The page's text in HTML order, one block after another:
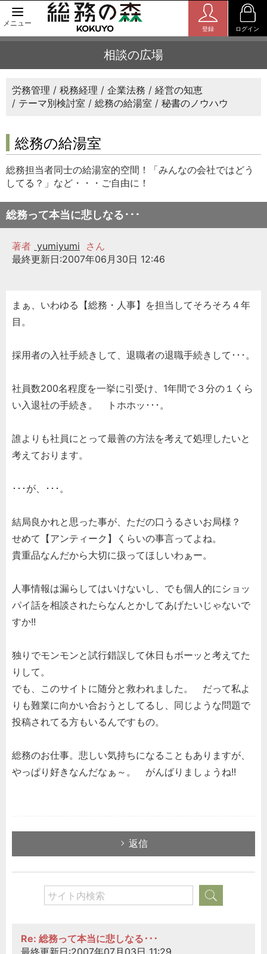
メニュー
登録 ログイン
相談の広場
労務管理 税務経理 企業法務
経営の知恵
テーマ別検討室
総務の給湯室 秘書のノウハウ
総務の給湯室
総務担当者同士の給湯室的空間！「みんなの会社ではどう
してる？」など・・・ご自由に！
総務って本当に悲しなる･･･
著者 yumiyumi
さん
最終更新日:2007年06月30日 12:46
まぁ、いわゆる【総務・人事】を担当してそろそろ４年
目。
採用者の入社手続きして、退職者の退職手続きして･･･。
社員数200名程度を一挙に引受け、1年間で３分の１くら
い入退社の手続き。 トホホッ･･･。
誰よりも社員にとって最善の方法を考えて処理したいと
考えております。
･･･が、･･･。
結局良かれと思った事が、ただの口うるさいお局様？
せめて【アンティーク】くらいの事言ってよね。
貴重品なんだから大切に扱ってほしいわぁー。
人事情報は漏らしてはいけないし、でも個人的にショッ
パイ話を相談されたらなんとかしてあげたいじゃないで
すか!!
独りでモンモンと試行錯誤して休日もボーッと考えてた
りして。
でも、このサイトに随分と救われました。 だって私よ
りも難業に向かい合おうとしてるし、同じような問題で
投稿されてる方もいるんですもの。
総務のお仕事。悲しい気持ちになることもありますが、
やっぱり好きなんだなぁ～。 がんばりましょうね!!
返信
Re: 総務って本当に悲しなる･･･